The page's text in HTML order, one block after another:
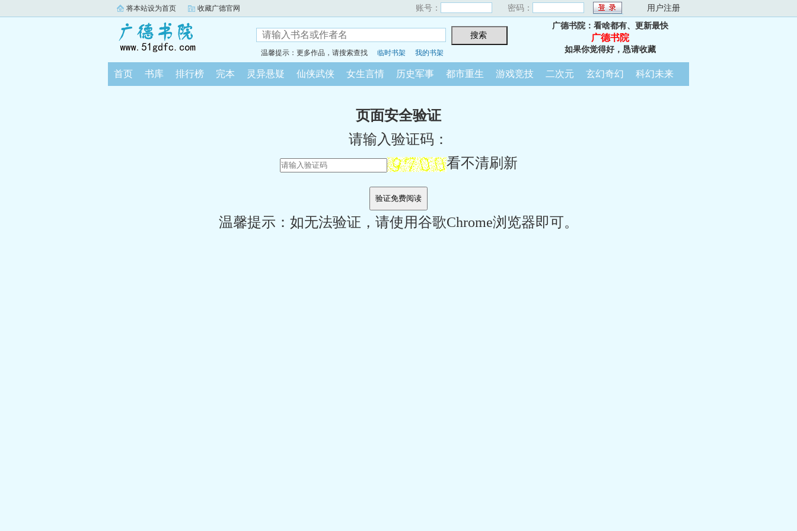
将本站设为首页 收藏广德官网 账号： 密码： 用户注册
温馨提示：更多作品，请搜索查找 临时书架 我的书架
广德书院：看啥都有、更新最快
广德书院
如果你觉得好，恳请收藏
首页 书库 排行榜 完本 灵异悬疑 仙侠武侠 女生言情 历史军事 都市重生 游戏竞技 二次元 玄幻奇幻 科幻未来
页面安全验证
请输入验证码：
看不清刷新
温馨提示：如无法验证，请使用谷歌Chrome浏览器即可。